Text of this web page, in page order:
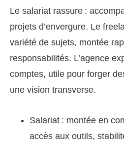
Le salariat rassure :
projets d’envergure. Le
variété de sujets, montée
responsabilités. L’agence
comptes, utile pour forger
une vision transverse.
Salariat : montée en
accès aux outils,